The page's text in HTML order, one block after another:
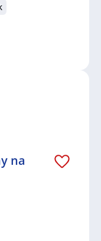
na